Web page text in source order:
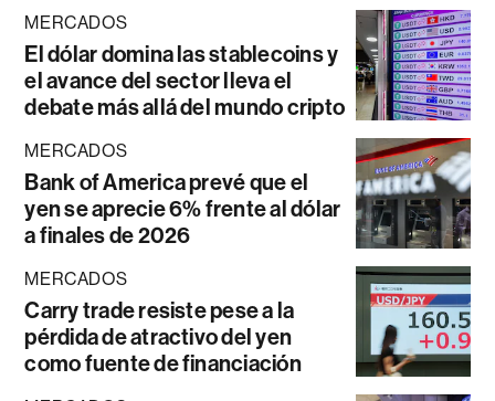
MERCADOS
El dólar domina las stablecoins y
el avance del sector lleva el
debate más allá del mundo cripto
MERCADOS
Bank of America prevé que el
yen se aprecie 6% frente al dólar
a finales de 2026
MERCADOS
Carry trade resiste pese a la
pérdida de atractivo del yen
como fuente de financiación